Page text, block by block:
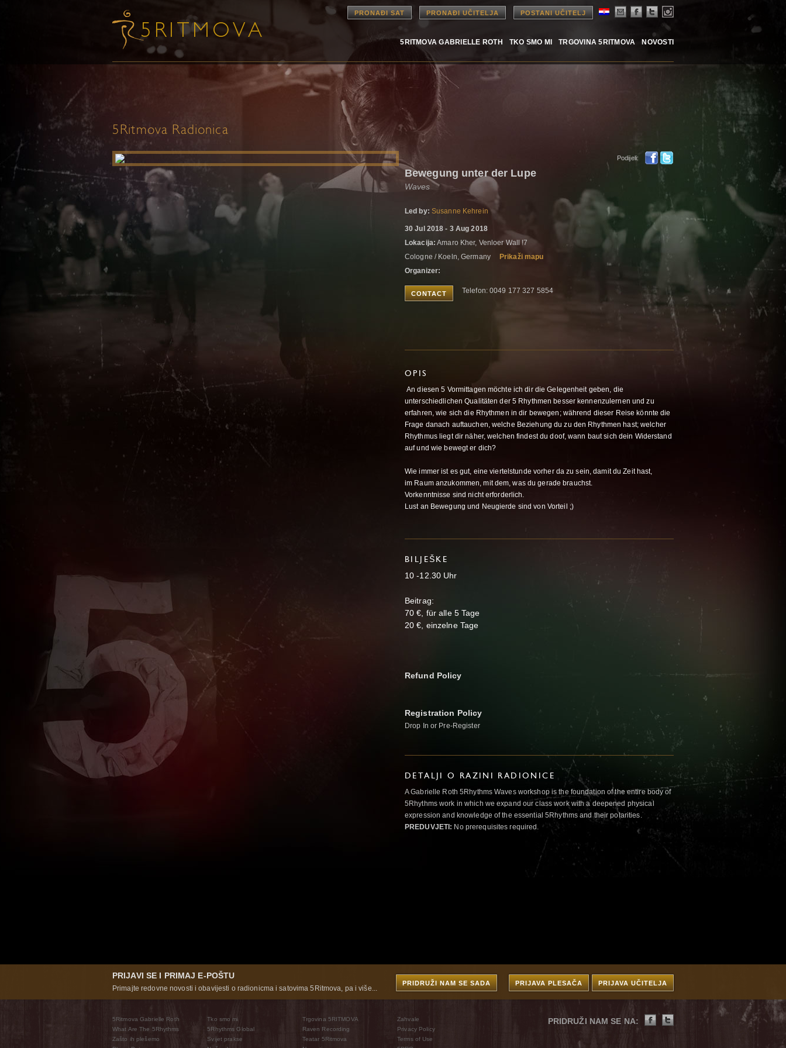
PRONAĐI SAT PRONAĐI UČITELJA POSTANI UČITELJ
5RITMOVA GABRIELLE ROTH TKO SMO MI TRGOVINA 5RITMOVA NOVOSTI
5Ritmova Radionica
Podijeli:
Bewegung unter der Lupe
Waves
Led by: Susanne Kehrein
30 Jul 2018 - 3 Aug 2018
Lokacija: Amaro Kher, Venloer Wall !7
Cologne / Koeln, Germany
Prikaži mapu
Organizer:
CONTACT Telefon: 0049 177 327 5854
OPIS
An diesen 5 Vormittagen möchte ich dir die Gelegenheit geben, die
unterschiedlichen Qualitäten der 5 Rhythmen besser kennenzulernen und zu
erfahren, wie sich die Rhythmen in dir bewegen; während dieser Reise könnte die
Frage danach auftauchen, welche Beziehung du zu den Rhythmen hast; welcher
Rhythmus liegt dir näher, welchen findest du doof, wann baut sich dein Widerstand
auf und wie bewegt er dich?
Wie immer ist es gut, eine viertelstunde vorher da zu sein, damit du Zeit hast,
im Raum anzukommen, mit dem, was du gerade brauchst.
Vorkenntnisse sind nicht erforderlich.
Lust an Bewegung und Neugierde sind von Vorteil ;)
BILJEŠKE
10 -12.30 Uhr
Beitrag:
70 €, für alle 5 Tage
20 €, einzelne Tage
Refund Policy
Registration Policy
Drop In or Pre-Register
DETALJI O RAZINI RADIONICE
A Gabrielle Roth 5Rhythms Waves workshop is the foundation of the entire body of
5Rhythms work in which we expand our class work with a deepened physical
expression and knowledge of the essential 5Rhythms and their polarities.
PREDUVJETI: No prerequisites required.
PRIJAVI SE I PRIMAJ E-POŠTU
Primajte redovne novosti i obavijesti o radionicma i satovima 5Ritmova, pa i više...
PRIDRUŽI NAM SE SADA PRIJAVA UČITELJA
PRIJAVA PLESAČA
5Ritmova Gabrielle Roth
What Are The 5Rhythms
Zašto ih plešemo
Tko smo mi
5Rhythms Global
Svijet prakse
Trgovina 5RITMOVA
Raven Recording
Teatar 5Ritmova
Zahvale
Privacy Policy
Terms of Use
PRIDRUŽI NAM SE NA: